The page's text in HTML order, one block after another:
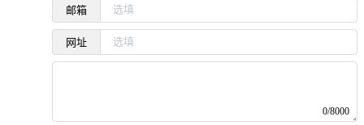
邮箱
网址
0/8000